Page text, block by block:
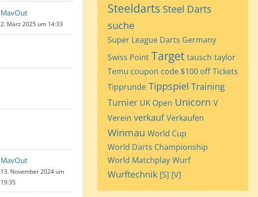
MavOut
2. März 2025 um 14:33
MavOut
13. November 2024 um
19:35
Steeldarts Steel Darts
suche
Super League Darts Germany
Swiss Point Target tausch taylor
Temu coupon code $100 off Tickets
Tipprunde Tippspiel Training
Turnier UK Open Unicorn V
Verein verkauf Verkaufen
Winmau World Cup
World Darts Championship
World Matchplay Wurf
Wurftechnik [S] [V]